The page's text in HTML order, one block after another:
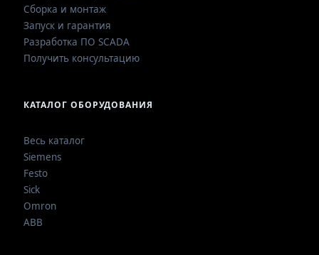
Сборка и монтаж
Запуск и гарантия
Разработка ПО SCADA
Получить консультацию
КАТАЛОГ ОБОРУДОВАНИЯ
Весь каталог
Siemens
Festo
Sick
Omron
ABB